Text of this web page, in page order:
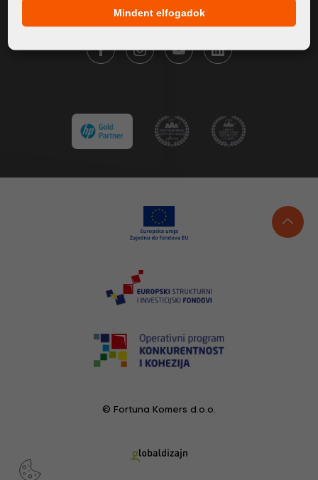
KÖVESSE A FORTUNA DIGITAL GROUP
© Fortuna Komers d.o.o.
Mindent elfogadok